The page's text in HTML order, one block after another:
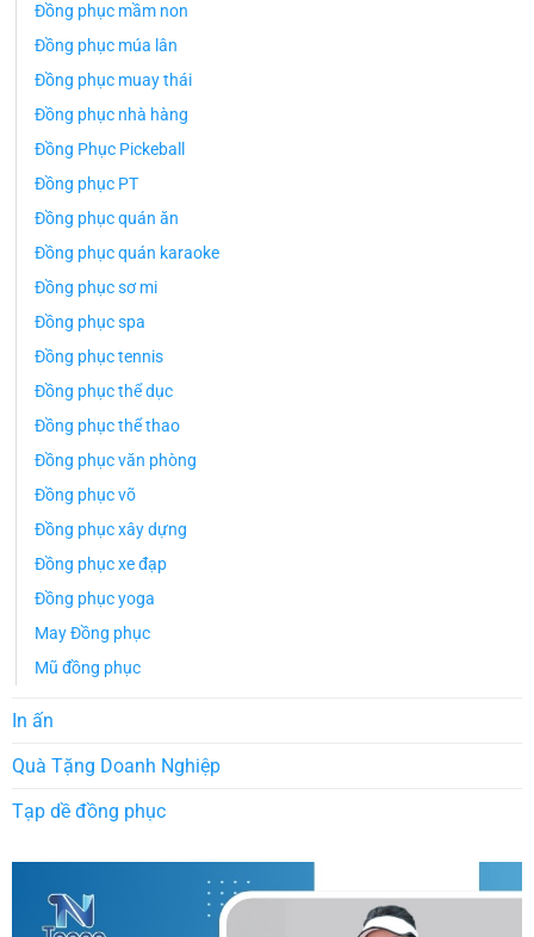
Đồng phục mầm non
Đồng phục múa lân
Đồng phục muay thái
Đồng phục nhà hàng
Đồng Phục Pickeball
Đồng phục PT
Đồng phục quán ăn
Đồng phục quán karaoke
Đồng phục sơ mi
Đồng phục spa
Đồng phục tennis
Đồng phục thể dục
Đồng phục thể thao
Đồng phục văn phòng
Đồng phục võ
Đồng phục xây dựng
Đồng phục xe đạp
Đồng phục yoga
May Đồng phục
Mũ đồng phục
In ấn
Quà Tặng Doanh Nghiệp
Tạp dề đồng phục